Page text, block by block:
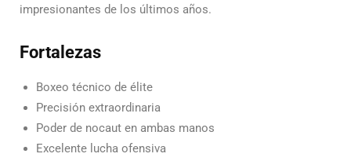
impresionantes de los últimos años.
Fortalezas
Boxeo técnico de élite
Precisión extraordinaria
Poder de nocaut en ambas manos
Excelente lucha ofensiva